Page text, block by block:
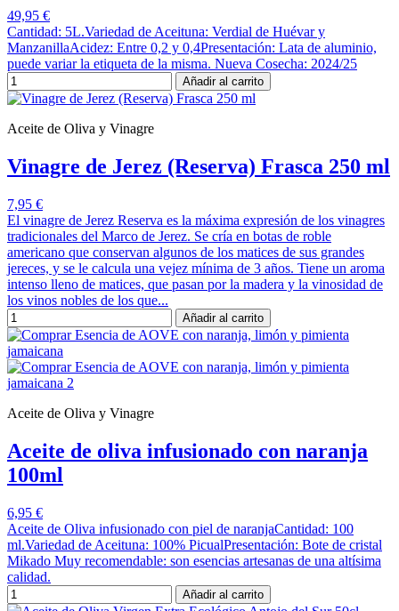
49,95 €
Cantidad: 5L.Variedad de Aceituna: Verdial de Huévar y
ManzanillaAcidez: Entre 0,2 y 0,4Presentación: Lata de aluminio,
puede variar la etiqueta de la misma. Nueva Cosecha: 2024/25
Añadir al carrito
Aceite de Oliva y Vinagre
Vinagre de Jerez (Reserva) Frasca 250 ml
7,95 €
El vinagre de Jerez Reserva es la máxima expresión de los vinagres
tradicionales del Marco de Jerez. Se cría en botas de roble
americano que conservan algunos de los matices de sus grandes
jereces, y se le calcula una vejez mínima de 3 años. Tiene un aroma
intenso lleno de matices, que pasan por la madera y la vinosidad de
los vinos nobles de los que...
Añadir al carrito
Aceite de Oliva y Vinagre
Aceite de oliva infusionado con naranja
100ml
6,95 €
Aceite de Oliva infusionado con piel de naranjaCantidad: 100
ml.Variedad de Aceituna: 100% PicualPresentación: Bote de cristal
Mikado Muy recomendable: son esencias artesanas de una altísima
calidad.
Añadir al carrito